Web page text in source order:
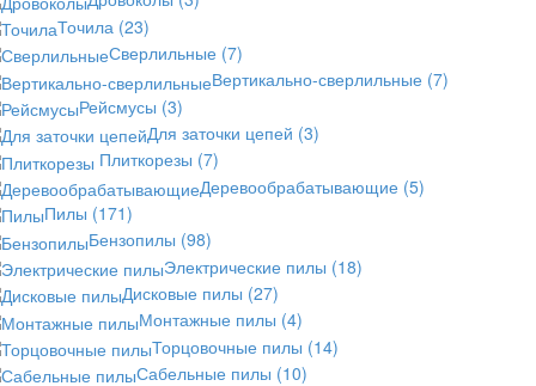
Точила (23)
Сверлильные (7)
Вертикально-сверлильные (7)
Рейсмусы (3)
Для заточки цепей (3)
Плиткорезы (7)
Деревообрабатывающие (5)
Пилы (171)
Бензопилы (98)
Электрические пилы (18)
Дисковые пилы (27)
Монтажные пилы (4)
Торцовочные пилы (14)
Сабельные пилы (10)